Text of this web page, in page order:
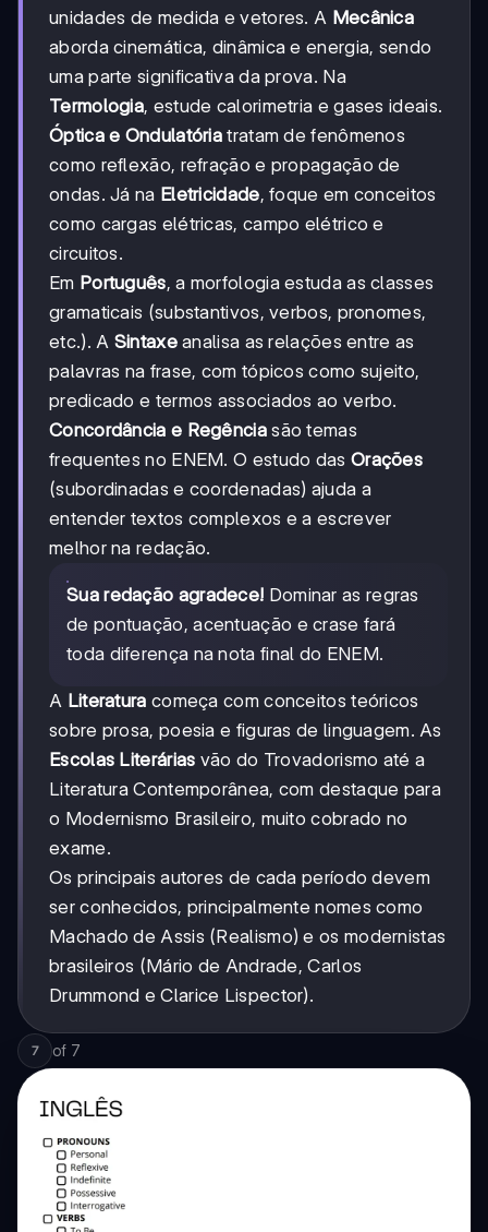
unidades de medida e vetores. A Mecânica
aborda cinemática, dinâmica e energia, sendo
uma parte significativa da prova. Na
Termologia, estude calorimetria e gases ideais.
Óptica e Ondulatória tratam de fenômenos
como reflexão, refração e propagação de
ondas. Já na Eletricidade, foque em conceitos
como cargas elétricas, campo elétrico e
circuitos.
Em Português, a morfologia estuda as classes
gramaticais (substantivos, verbos, pronomes,
etc.). A Sintaxeanalisa as relações entre as
palavras na frase, com tópicos como sujeito,
predicado e termos associados ao verbo.
Concordância e Regênciasão temas
frequentes no ENEM. O estudo das Orações
(subordinadas e coordenadas) ajuda a
entender textos complexos e a escrever
melhor na redação.
Sua redação agradece! Dominar as regras
de pontuação, acentuação e crase fará
toda diferença na nota final do ENEM.
A Literatura começa com conceitos teóricos
sobre prosa, poesia e figuras de linguagem. As
Escolas Literárias vão do Trovadorismo até a
Literatura Contemporânea, com destaque para
o Modernismo Brasileiro, muito cobrado no
exame.
Os principais autores de cada período devem
ser conhecidos, principalmente nomes como
Machado de Assis (Realismo) e os modernistas
brasileiros (Mário de Andrade, Carlos
Drummond e Clarice Lispector).
7 of 7